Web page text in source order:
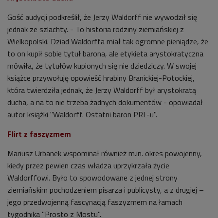
Gość audycji podkreślił, że Jerzy Waldorff nie wywodził się
jednak ze szlachty. - To historia rodziny ziemiańskiej z
Wielkopolski. Dziad Waldorffa miał tak ogromne pieniądze, że
to on kupił sobie tytuł barona, ale etykieta arystokratyczna
mówiła, że tytułów kupionych się nie dziedziczy. W swojej
książce przywołuję opowieść hrabiny Branickiej-Potockiej,
która twierdziła jednak, że Jerzy Waldorff był arystokratą
ducha, a na to nie trzeba żadnych dokumentów - opowiadał
autor książki "Waldorff. Ostatni baron PRL-u".
Flirt z faszyzmem
Mariusz Urbanek wspominał również m.in. okres powojenny,
kiedy przez pewien czas władza uprzykrzała życie
Waldorffowi. Było to spowodowane z jednej strony
ziemiańskim pochodzeniem pisarza i publicysty, a z drugiej –
jego przedwojenną fascynacją faszyzmem na łamach
tygodnika "Prosto z Mostu".